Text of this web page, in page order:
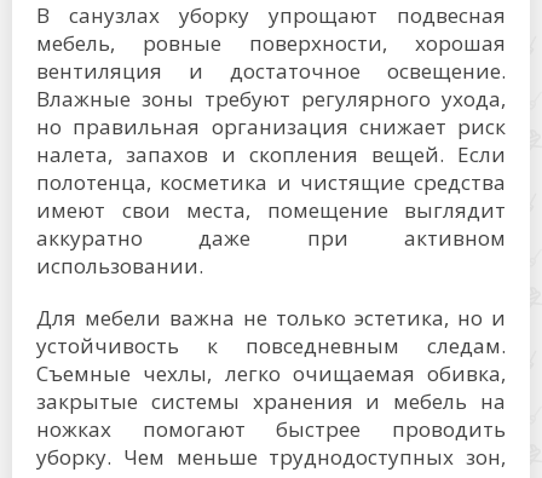
В санузлах уборку упрощают подвесная
мебель, ровные поверхности, хорошая
вентиляция и достаточное освещение.
Влажные зоны требуют регулярного ухода,
но правильная организация снижает риск
налета, запахов и скопления вещей. Если
полотенца, косметика и чистящие средства
имеют свои места, помещение выглядит
аккуратно даже при активном
использовании.
Для мебели важна не только эстетика, но и
устойчивость к повседневным следам.
Съемные чехлы, легко очищаемая обивка,
закрытые системы хранения и мебель на
ножках помогают быстрее проводить
уборку. Чем меньше труднодоступных зон,